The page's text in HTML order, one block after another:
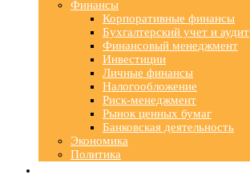
Финансы
Корпоративные финансы
Бухгалтерский учет и аудит
Финансовый менеджмент
Инвестиции
Личные финансы
Налогообложение
Риск-менеджмент
Рынок ценных бумаг
Банковская деятельность
Экономика
Политика